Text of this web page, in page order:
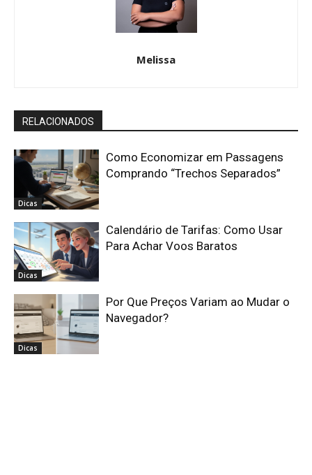
Melissa
RELACIONADOS
Dicas
Como Economizar em Passagens
Comprando “Trechos Separados”
Dicas
Calendário de Tarifas: Como Usar
Para Achar Voos Baratos
Dicas
Por Que Preços Variam ao Mudar o
Navegador?